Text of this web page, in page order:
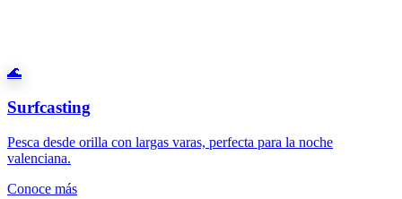
🌊
Surfcasting
Pesca desde orilla con largas varas, perfecta para la noche
valenciana.
Conoce más